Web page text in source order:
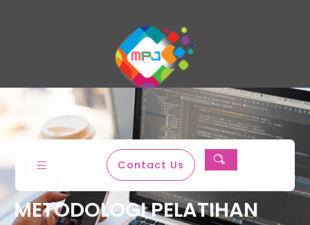
Magenta Permata Jaya
Contact Us
METODOLOGI PELATIHAN